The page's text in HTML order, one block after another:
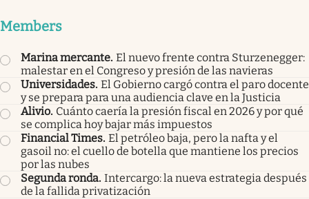
Members
Marina mercante. El nuevo frente contra Sturzenegger:
malestar en el Congreso y presión de las navieras
Universidades. El Gobierno cargó contra el paro docente
y se prepara para una audiencia clave en la Justicia
Alivio. Cuánto caería la presión fiscal en 2026 y por qué
se complica hoy bajar más impuestos
Financial Times. El petróleo baja, pero la nafta y el
gasoil no: el cuello de botella que mantiene los precios
por las nubes
Segunda ronda. Intercargo: la nueva estrategia después
de la fallida privatización